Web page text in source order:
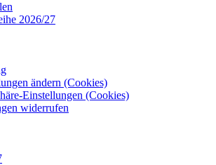
2026/27
ändern (Cookies)
Einstellungen (Cookies)
widerrufen